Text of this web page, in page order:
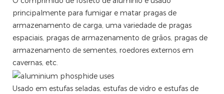
principalmente para fumigar e matar pragas de
armazenamento de carga, uma variedade de pragas
espaciais, pragas de armazenamento de grãos, pragas de
armazenamento de sementes, roedores externos em
cavernas, etc.
Usado em estufas seladas, estufas de vidro e estufas de